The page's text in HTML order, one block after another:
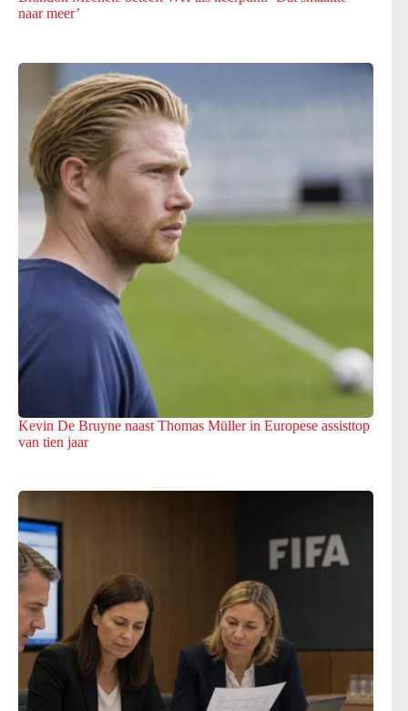
naar meer’
Kevin De Bruyne naast Thomas Müller in Europese assisttop
van tien jaar